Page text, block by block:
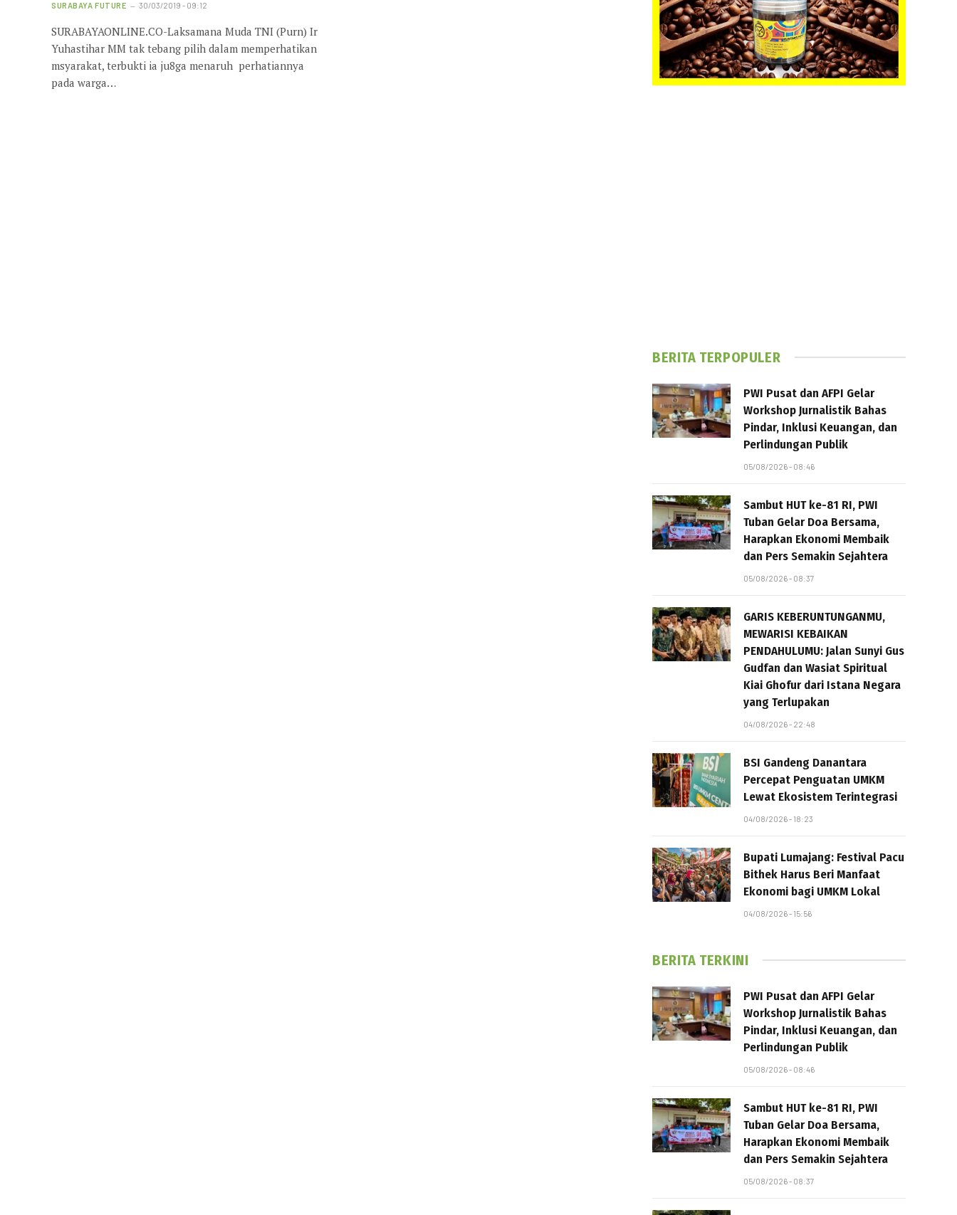
SURABAYA FUTURE 30/03/2019 - 09:12
SURABAYAONLINE.CO-Laksamana Muda TNI (Purn) Ir
Yuhastihar MM tak tebang pilih dalam memperhatikan
msyarakat, terbukti ia ju8ga menaruh perhatiannya
pada warga…
BERITA TERPOPULER
PWI Pusat dan AFPI Gelar
Workshop Jurnalistik Bahas
Pindar, Inklusi Keuangan, dan
Perlindungan Publik
05/08/2026 - 08:46
Sambut HUT ke-81 RI, PWI
Tuban Gelar Doa Bersama,
Harapkan Ekonomi Membaik
dan Pers Semakin Sejahtera
05/08/2026 - 08:37
GARIS KEBERUNTUNGANMU,
MEWARISI KEBAIKAN
PENDAHULUMU: Jalan Sunyi Gus
Gudfan dan Wasiat Spiritual
Kiai Ghofur dari Istana Negara
yang Terlupakan
04/08/2026 - 22:48
BSI Gandeng Danantara
Percepat Penguatan UMKM
Lewat Ekosistem Terintegrasi
04/08/2026 - 18:23
Bupati Lumajang: Festival Pacu
Bithek Harus Beri Manfaat
Ekonomi bagi UMKM Lokal
04/08/2026 - 15:56
BERITA TERKINI
PWI Pusat dan AFPI Gelar
Workshop Jurnalistik Bahas
Pindar, Inklusi Keuangan, dan
Perlindungan Publik
05/08/2026 - 08:46
Sambut HUT ke-81 RI, PWI
Tuban Gelar Doa Bersama,
Harapkan Ekonomi Membaik
dan Pers Semakin Sejahtera
05/08/2026 - 08:37